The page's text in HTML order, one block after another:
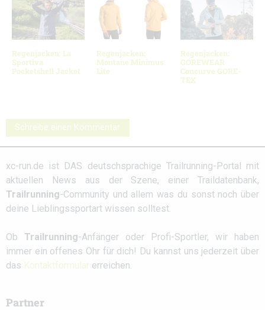
Regenjacken: La
Sportiva
Pocketshell Jacket
Regenjacken:
Montane Minimus
Lite
Regenjacken:
GOREWEAR
Concurve GORE-
TEX
Schreibe einen Kommentar
xc-run.de ist DAS deutschsprachige Trailrunning-Portal mit
aktuellen News aus der Szene, einer Traildatenbank,
Trailrunning-Community und allem was du sonst noch über
deine Lieblingssportart wissen solltest.
Ob Trailrunning-Anfänger oder Profi-Sportler, wir haben
immer ein offenes Ohr für dich! Du kannst uns jederzeit über
das Kontaktformular erreichen.
Partner